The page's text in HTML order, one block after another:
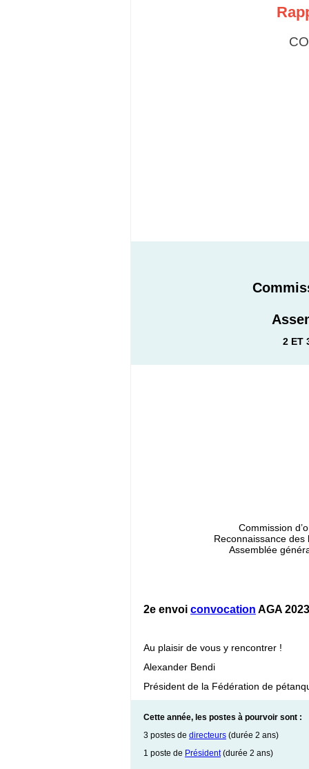
2 ET
Commission
Reconnaissance
Assemblée
2e envoi convocation AGA 2023
Au plaisir de vous y rencontrer !
Alexander Bendi
Président de la Fédération de
Cette année, les postes à pourvoir sont :
3 postes de directeurs (durée 2 ans)
1 poste de Président(durée 2 ans)